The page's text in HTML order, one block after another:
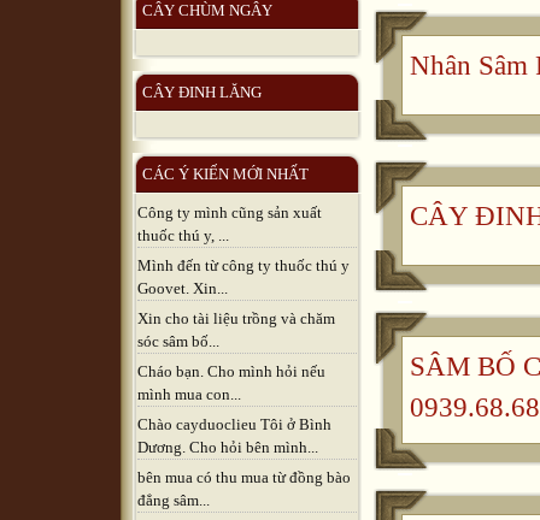
CÂY CHÙM NGÂY
CÂY ĐINH LĂNG
CÁC Ý KIẾN MỚI NHẤT
Công ty mình cũng sản xuất
thuốc thú y, ...
Mình đến từ công ty thuốc thú y
Goovet. Xin...
Xin cho tài liệu trồng và chăm
sóc sâm bố...
Cháo bạn. Cho mình hỏi nếu
mình mua con...
Chào cayduoclieu Tôi ở Bình
Dương. Cho hỏi bên mình...
bên mua có thu mua từ đồng bào
đẳng sâm...
Nhân Sâm
CÂY
SÂM BỐ